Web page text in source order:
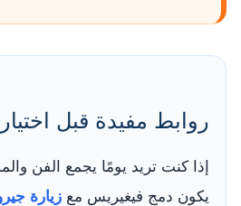
روابط مفيدة قبل
إذا كنت تريد يومًا يجمع الفن
يكون دمج فيغيريس مع زيارة